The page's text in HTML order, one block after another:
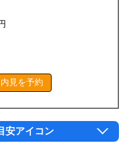
内見を予約
安アイコン